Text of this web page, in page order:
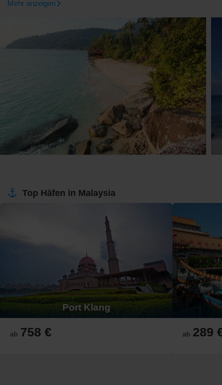
Mehr anzeigen
Top Häfen in Malaysia
Port Klang
ab 758 € ab 289